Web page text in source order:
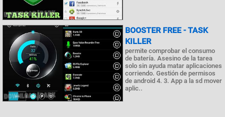
BOOSTER FREE - TASK
KILLER
permite comprobar el consumo
de batería. Asesino de la tarea
solo sin ayuda matar aplicaciones
corriendo. Gestión de permisos
de android 4. 3. App a la sd mover
aplic..